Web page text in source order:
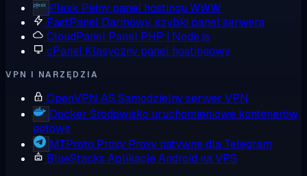
Plesk Pełny panel hostingu WWW
FastPanel Darmowy, szybki panel serwera
CloudPanel Panel PHP i Node.js
cPanel Klasyczny panel hostingowy
VPN I NARZĘDZIA
OpenVPN AS Samodzielny serwer VPN
Docker Środowisko uruchomieniowe kontenerów,
gotowe
MTProto Proxy Proxy natywne dla Telegram
BlueStacks Aplikacje Android na VPS